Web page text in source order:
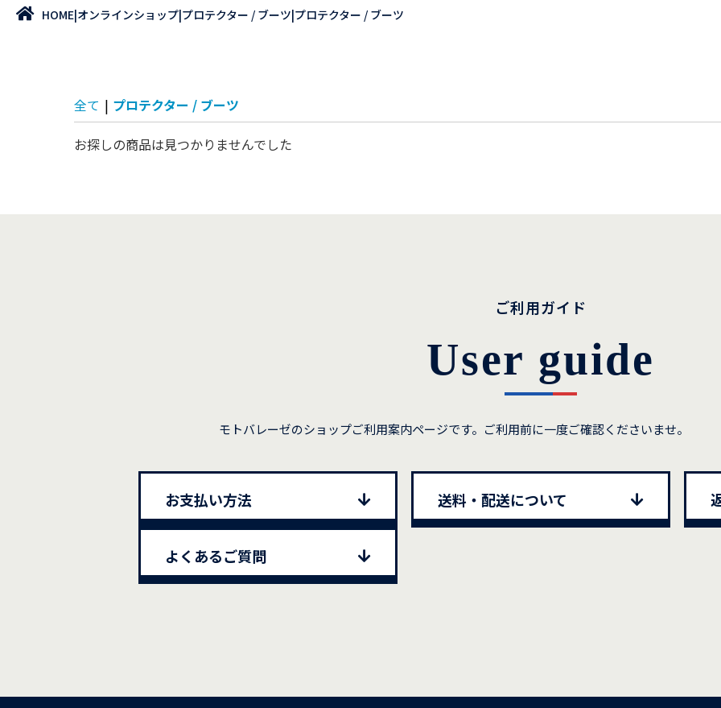
HOME|オンラインショップ|プロテクター / ブーツ|プロテクター / ブーツ
全て | プロテクター / ブーツ
お探しの商品は見つかりませんでした
ご利用ガイド
User guide
モトバレーゼのショップご利用案内ページです。ご利用前に一度ご確認くださいませ。
お支払い方法 送料・配送について
よくあるご質問